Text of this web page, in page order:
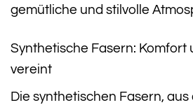
gemütliche und stilvolle
Synthetische Fasern: Komfort
vereint
Die synthetischen Fasern,